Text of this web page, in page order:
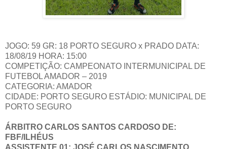
JOGO: 59 GR: 18 PORTO SEGURO x PRADO DATA:
18/08/19 HORA: 15:00
COMPETIÇÃO: CAMPEONATO INTERMUNICIPAL DE
FUTEBOL AMADOR – 2019
CATEGORIA: AMADOR
CIDADE: PORTO SEGURO ESTÁDIO: MUNICIPAL DE
PORTO SEGURO
ÁRBITRO CARLOS SANTOS CARDOSO DE:
FBF/ILHÉUS
ASSISTENTE 01: JOSÉ CARLOS NASCIMENTO